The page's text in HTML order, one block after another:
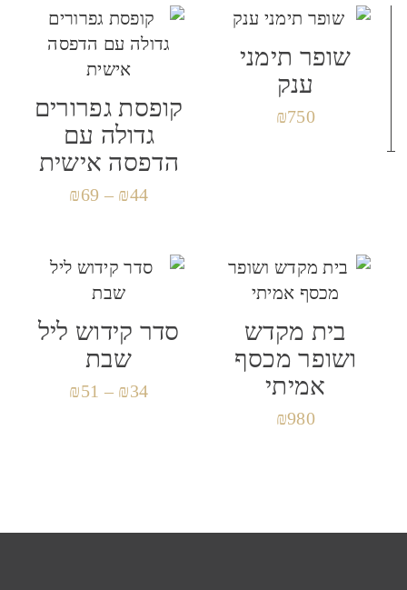
שם*
שמור בדפדפן זה את השם, האימייל והאתר שלי
לפעם הבאה שאגיב.
שופר תימני
ענק
₪750
קופסת גפרורים
גדולה עם
הדפסה אישית
₪44
–
₪69
בית מקדש
ושופר מכסף
אמיתי
₪980
סדר קידוש ליל
שבת
₪34
–
₪51